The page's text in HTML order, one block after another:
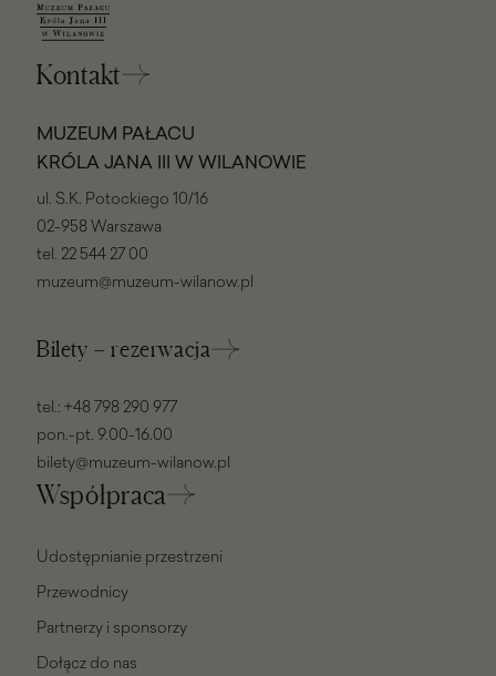
Kontakt
MUZEUM PAŁACU
KRÓLA JANA III W WILANOWIE
ul. S.K. Potockiego 10/16
02-958 Warszawa
tel. 22 544 27 00
muzeum@muzeum-wilanow.pl
Bilety – rezerwacja
tel.: +48 798 290 977
pon.-pt. 9.00-16.00
bilety@muzeum-wilanow.pl
Współpraca
Udostępnianie przestrzeni
Przewodnicy
Partnerzy i sponsorzy
Dołącz do nas